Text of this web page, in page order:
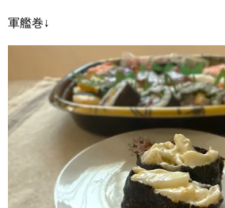
軍艦巻↓